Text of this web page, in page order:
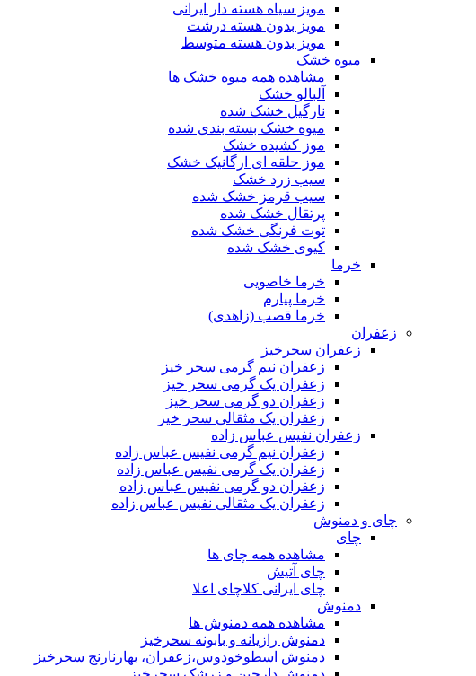
مویز سیاه هسته دار ایرانی
مویز بدون هسته درشت
مویز بدون هسته متوسط
میوه خشک
مشاهده همه میوه خشک ها
آلبالو خشک
نارگیل خشک شده
میوه خشک بسته بندی شده
موز کشیده خشک
موز حلقه ای ارگانیک خشک
سیب زرد خشک
سیب قرمز خشک شده
پرتقال خشک شده
توت فرنگی خشک شده
کیوی خشک شده
خرما
خرما خاصویی
خرما پیارم
خرما قصب (زاهدی)
زعفران
زعفران سحرخیز
زعفران نیم گرمی سحر خیز
زعفران یک گرمی سحر خیز
زعفران دو گرمی سحر خیز
زعفران یک مثقالی سحر خیز
زعفران نفیس عباس زاده
زعفران نیم گرمی نفیس عباس زاده
زعفران یک گرمی نفیس عباس زاده
زعفران دو گرمی نفیس عباس زاده
زعفران یک مثقالی نفیس عباس زاده
چای و دمنوش
چای
مشاهده همه چای ها
چای آتیش
چای ایرانی کلاچای اعلا
دمنوش
مشاهده همه دمنوش ها
دمنوش رازیانه و بابونه سحرخیز
دمنوش اسطوخودوس،زعفران، بهارنارنج سحرخیز